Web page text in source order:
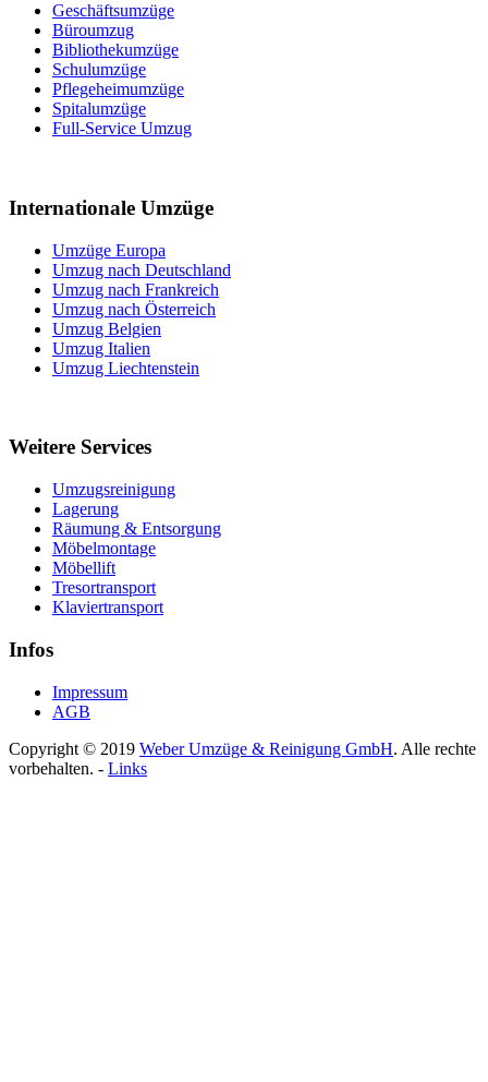
Geschäftsumzüge
Büroumzug
Bibliothekumzüge
Schulumzüge
Pflegeheimumzüge
Spitalumzüge
Full-Service Umzug
Internationale Umzüge
Umzüge Europa
Umzug nach Deutschland
Umzug nach Frankreich
Umzug nach Österreich
Umzug Belgien
Umzug Italien
Umzug Liechtenstein
Weitere Services
Umzugsreinigung
Lagerung
Räumung & Entsorgung
Möbelmontage
Möbellift
Tresortransport
Klaviertransport
Infos
Impressum
AGB
Copyright © 2019 Weber Umzüge & Reinigung GmbH. Alle rechte
vorbehalten. - Links